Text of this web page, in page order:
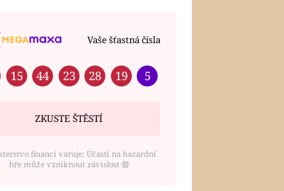
Vaše šťastná čísla
15 44 23 28 19 5
ZKUSTE ŠTĚSTÍ
financí varuje: Účastí na hazardní
hře může vzniknout závislost ⑱